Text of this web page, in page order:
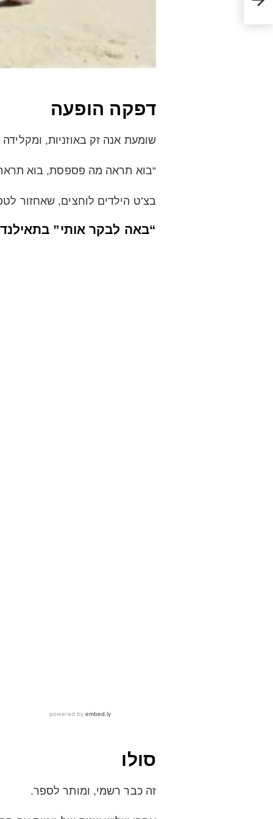
דפקה הופעה
שומעת אנה זק באוזניות,
“בוא תראה מה פספסת, בוא
בצ’ט הילדים לוחצים, שאחזור
“באה לבקר אותי”
סולו
זה כבר רשמי, ומותר לספר.